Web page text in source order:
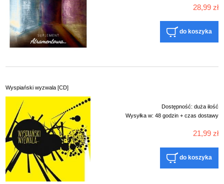
28,99 zł
do koszyka
Wyspiański wyzwala [CD]
Dostępność: duża ilość
Wysyłka w: 48 godzin + czas dostawy
21,99 zł
do koszyka